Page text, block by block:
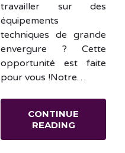
travailler sur des
équipements
techniques de grande
envergure ? Cette
opportunité est faite
pour vous !Notre…
CONTINUE
READING